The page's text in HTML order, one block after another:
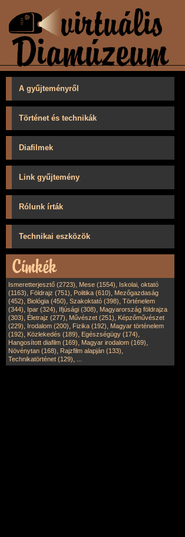
A gyűjteményről
Történet és technikák
Diafilmek
Link gyűjtemény
Rólunk írták
Technikai eszközök
Ismeretterjesztő (2723), Mese (1554), Iskolai, oktató
(1163), Földrajz (751), Politika (610), Mezőgazdaság
(452), Biológia (450), Szakoktató (398), Történelem
(344), Ipar (324), Ifjúsági (308), Magyarország földrajza
(303), Életrajz (277), Művészet (251), Képzőművészet
(229), Irodalom (200), Fizika (192), Magyar történelem
(192), Közlekedés (189), Egészségügy (174),
Hangosított diafilm (169), Magyar irodalom (169),
Növénytan (168), Rajzfilm alapján (133),
Technikatörténet (129),